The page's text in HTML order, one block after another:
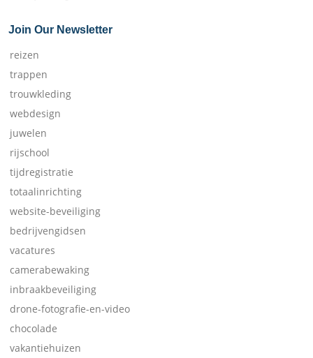
Join Our Newsletter
reizen
trappen
trouwkleding
webdesign
juwelen
rijschool
tijdregistratie
totaalinrichting
website-beveiliging
bedrijvengidsen
vacatures
camerabewaking
inbraakbeveiliging
drone-fotografie-en-video
chocolade
vakantiehuizen